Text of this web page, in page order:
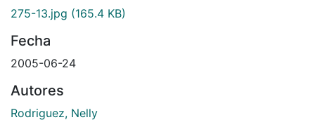
275-13.jpg (165.4 KB)
Fecha
2005-06-24
Autores
Rodriguez, Nelly